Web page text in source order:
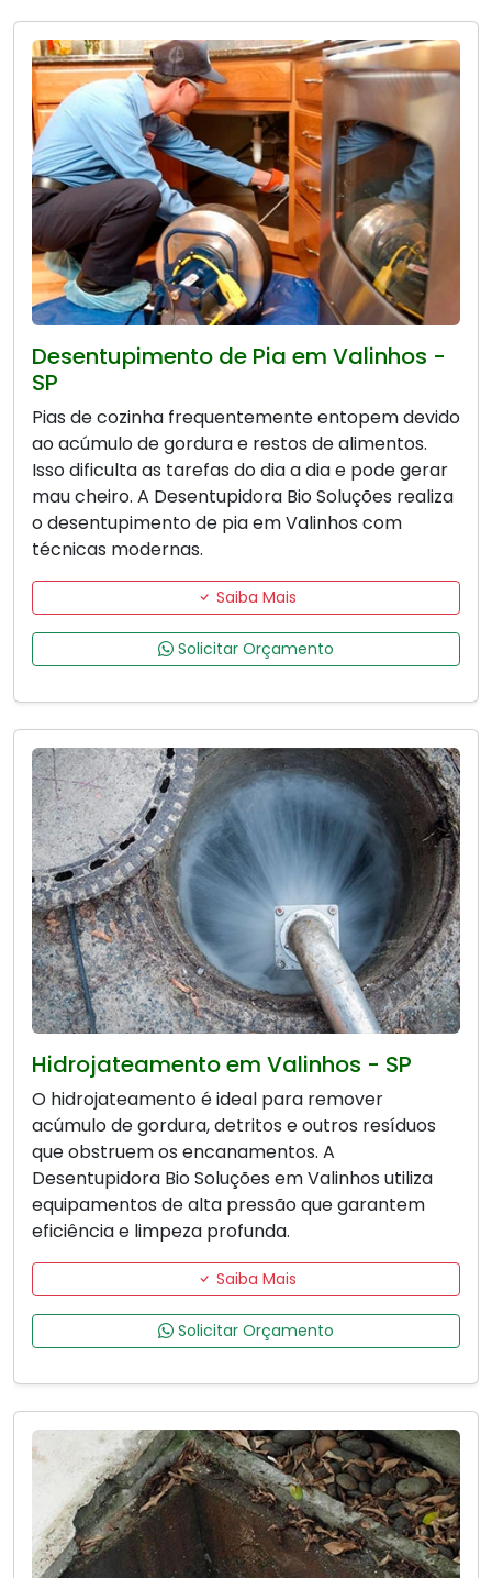
Desentupimento de Pia em Valinhos -
SP
Pias de cozinha frequentemente entopem devido
ao acúmulo de gordura e restos de alimentos.
Isso dificulta as tarefas do dia a dia e pode gerar
mau cheiro. A Desentupidora Bio Soluções realiza
o desentupimento de pia em Valinhos com
técnicas modernas.
Saiba Mais
Solicitar Orçamento
Hidrojateamento em Valinhos - SP
O hidrojateamento é ideal para remover
acúmulo de gordura, detritos e outros resíduos
que obstruem os encanamentos. A
Desentupidora Bio Soluções em Valinhos utiliza
equipamentos de alta pressão que garantem
eficiência e limpeza profunda.
Saiba Mais
Solicitar Orçamento